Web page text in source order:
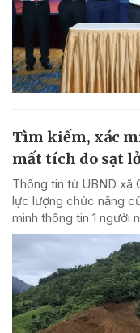
Tìm kiếm, xác
mất tích do sạt
Thông tin từ UBND xã
lực lượng chức năng
minh thông tin 1 người